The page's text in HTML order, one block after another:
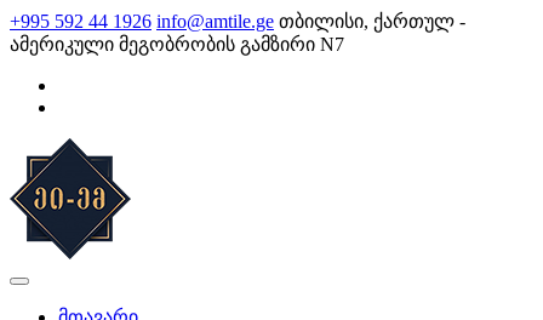
Skip
to
content
+995 592 44 1926 info@amtile.ge თბილისი, ქართულ -
ამერიკული მეგობრობის გამზირი N7